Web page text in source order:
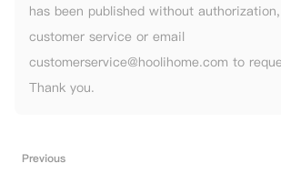
has been published without
customer service or email
customerservice@hoolihome.com to
Thank you.
Previous